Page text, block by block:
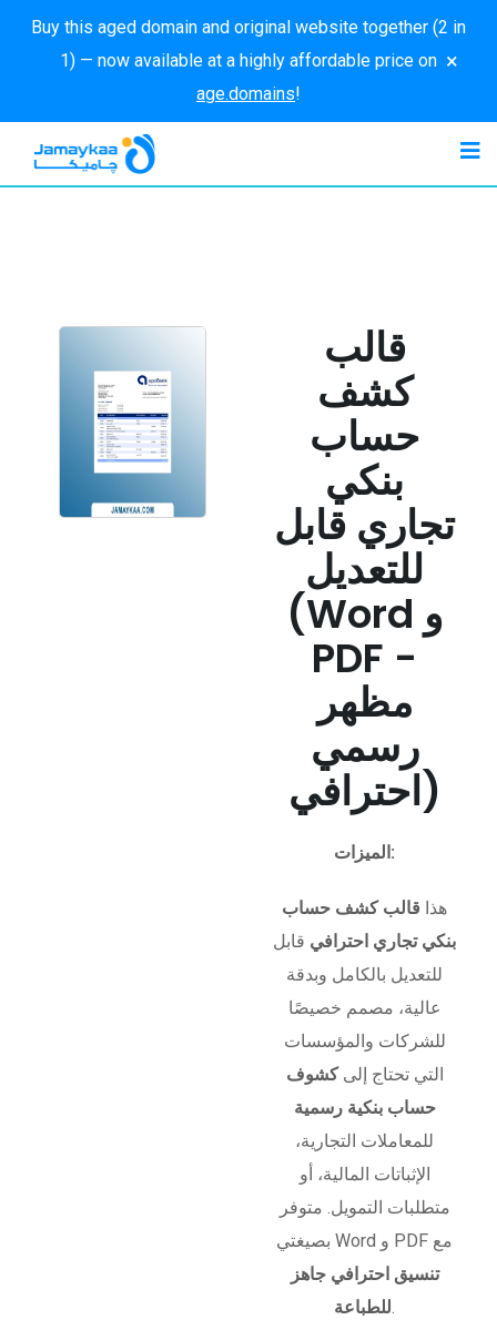
Buy this aged domain and original website together (2 in
1) — now available at a highly affordable price on
age.domains!
×
قالب
كشف
حساب
بنكي
تجاري قابل
للتعديل
(Word و
PDF -
مظهر
رسمي
احترافي)
الميزات:
هذا قالب كشف حساب
بنكي تجاري احترافي قابل
للتعديل بالكامل وبدقة
عالية، مصمم خصيصًا
للشركات والمؤسسات
التي تحتاج إلىكشوف
حساب بنكية رسمية
للمعاملات التجارية،
الإثباتات المالية، أو
متطلبات التمويل. متوفر
بصيغتي Word و PDF مع
تنسيق احترافي جاهز
للطباعة.